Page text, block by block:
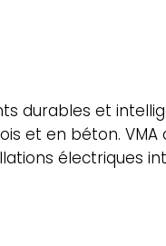
durables et
et en béton.
électriques